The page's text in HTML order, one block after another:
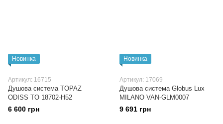
Новинка
Артикул: 16715
Душова система TOPAZ
ODISS TO 18702-H52
6 600 грн
Новинка
Артикул: 17069
Душова система Globus Lux
MILANO VAN-GLM0007
9 691 грн